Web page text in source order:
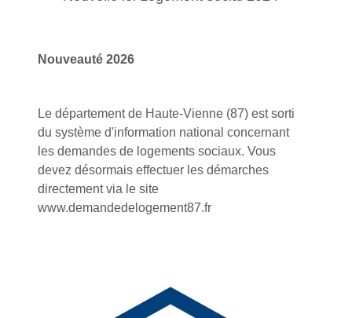
Nouveauté 2026
Le département de Haute-Vienne (87) est sorti
du système d'information national concernant
les demandes de logements sociaux. Vous
devez désormais effectuer les démarches
directement via le site
www.demandedelogement87.fr